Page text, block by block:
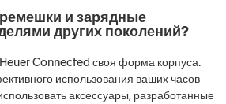
и зарядные
других поколений?
Connected своя форма корпуса.
использования ваших часов
аксессуары, разработанные